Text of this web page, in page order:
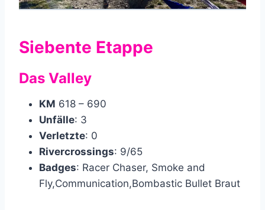
Siebente Etappe
Das Valley
KM 618 – 690
Unfälle: 3
Verletzte: 0
Rivercrossings: 9/65
Badges: Racer Chaser, Smoke and
Fly,Communication,Bombastic Bullet Braut